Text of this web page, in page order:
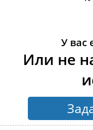
У вас
Или не